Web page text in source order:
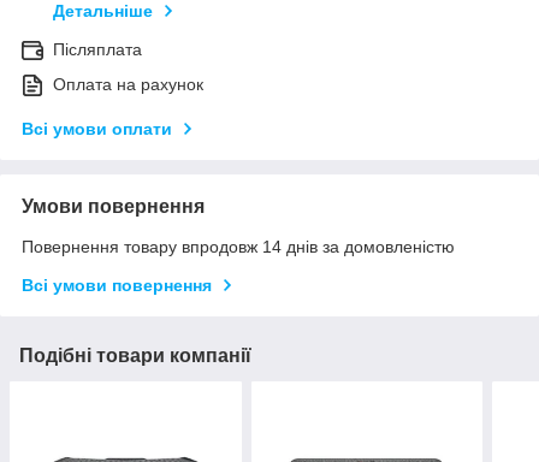
Детальніше
Післяплата
Оплата на рахунок
Всі умови оплати
Умови повернення
Повернення товару впродовж 14 днів за домовленістю
Всі умови повернення
Подібні товари компанії